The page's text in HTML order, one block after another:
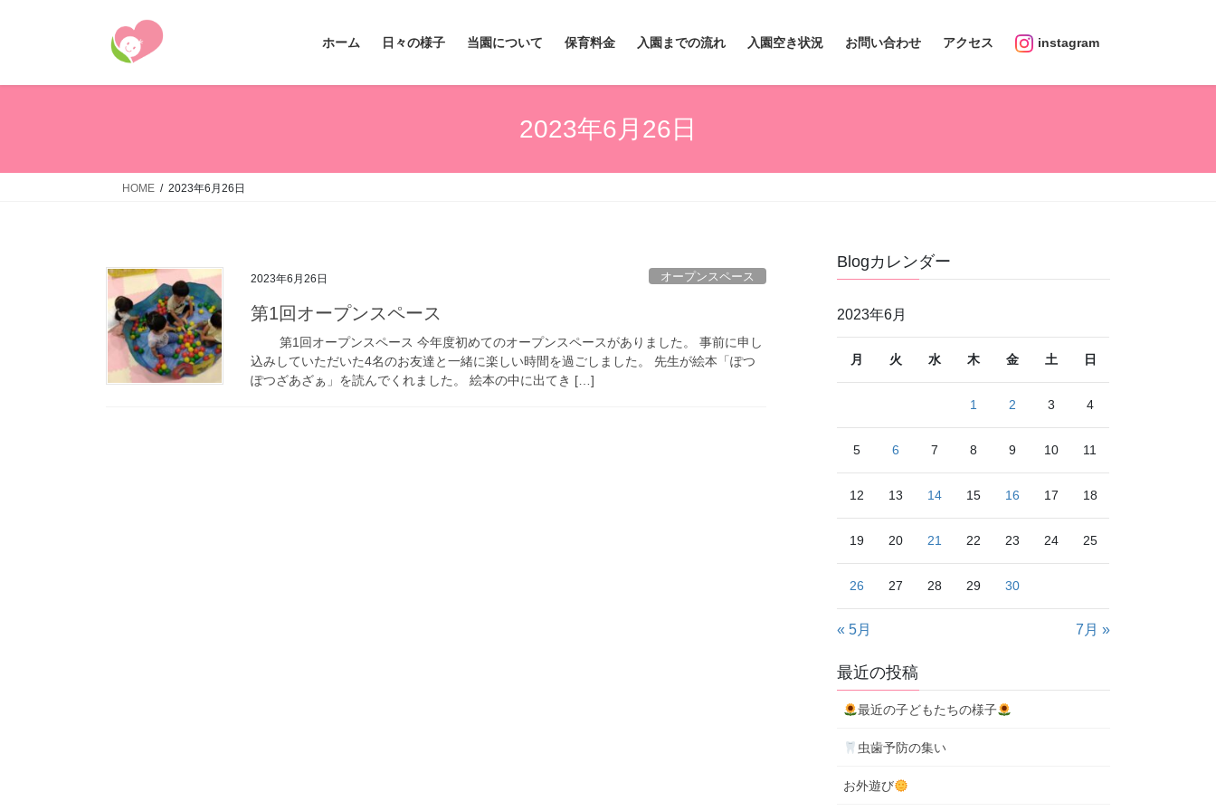
ホーム 日々の様子 当園について 保育料金 入園までの流れ 入園空き状況 お問い合わせ アクセス instagram
2023年6月26日
HOME 2023年6月26日
2023年6月26日 オープンスペース
第1回オープンスペース
第1回オープンスペース 今年度初めてのオープンスペースがありました。 事前に申し
込みしていただいた4名のお友達と一緒に楽しい時間を過ごしました。 先生が絵本「ぽつ
ぽつざあざぁ」を読んでくれました。 絵本の中に出てき […]
Blogカレンダー
2023年6月
月 火 水 木 金 土 日
1 2 3 4
5 6 7 8 9 10 11
12 13 14 15 16 17 18
19 20 21 22 23 24 25
26 27 28 29 30
« 5月 7月 »
最近の投稿
最近の子どもたちの様子
虫歯予防の集い
お外遊び